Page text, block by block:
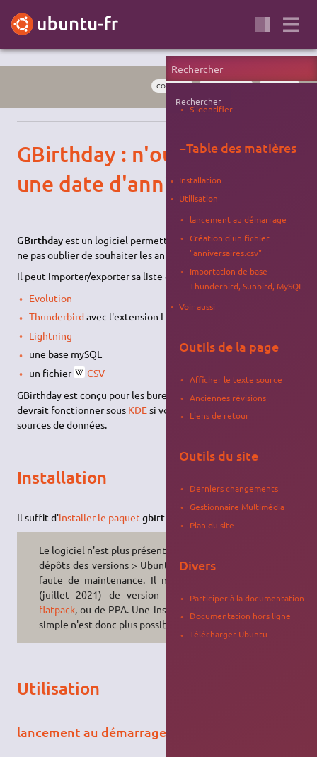
COURRIEL BUREAUTIQUE INTERNET
GBirthday : n'oubliez plus
une date d'anniversaire !
GBirthdayest un logiciel permettant de créer des alertes pour
ne pas oublier de souhaiter les anniversaires.
Il peut importer/exporter sa liste d'anniversaires depuis/vers
Evolution
Thunderbirdavec l'extension Lightning
Lightning
une base mySQL
un fichier
CSV
GBirthday est conçu pour les bureaux
GNOMEetXfce, mais
devrait fonctionner sous KDEsi vous utilisez une de ces
sources de données.
Installation
Il suffit d'installer le paquet gbirthday
Le logiciel n'est plus présent dans les
dépôts des versions > Ubuntu 18.04,
faute de maintenance. Il n'y a pas
(juillet 2021) de versionsnap
ou
flatpack, ou de PPA. Une installation
simple n'est donc plus possible.
Utilisation
lancement au démarrage
Rechercher
S'identifier
−Table des matières
Installation
Utilisation
lancement au démarrage
Création d'un fichier
"anniversaires.csv"
Importation de base
Thunderbird, Sunbird, MySQL
Voir aussi
Outils de la page
Afficher le texte source
Anciennes révisions
Liens de retour
Outils du site
Derniers changements
Gestionnaire Multimédia
Plan du site
Divers
Participer à la documentation
Documentation hors ligne
Télécharger Ubuntu